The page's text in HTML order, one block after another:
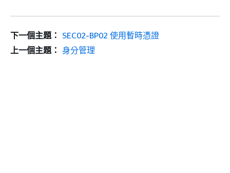
下一個主題： SEC02-BP02 使用暫時憑證
上一個主題： 身分管理